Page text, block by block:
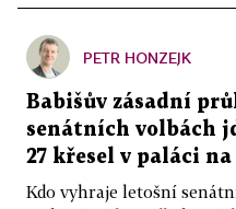
PETR HONZEJK
Babišův zásadní
senátních volbách
27 křesel v paláci
Kdo vyhraje letošní